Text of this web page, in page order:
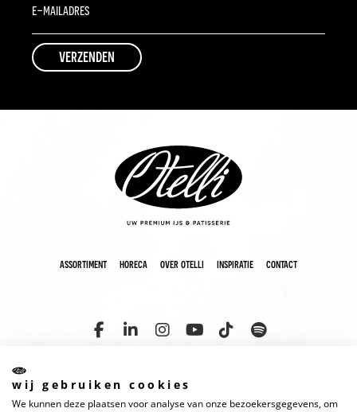
assortiment horeca over otelli inspiratie contact
wij gebruiken cookies
We kunnen deze plaatsen voor analyse van onze bezoekersgegevens, om